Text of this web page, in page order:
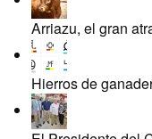
Arriazu, el gran
Hierros de